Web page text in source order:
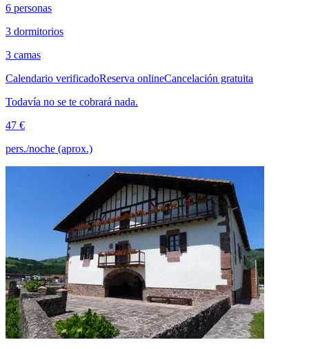
6 personas
3 dormitorios
3 camas
Calendario verificadoReserva onlineCancelación gratuita
Todavía no se te cobrará nada.
47 €
pers./noche (aprox.)